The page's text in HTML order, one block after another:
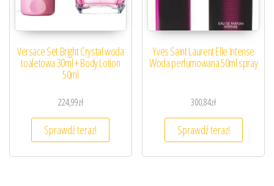
Versace Set Bright Crystal woda
toaletowa 30ml + Body Lotion
50ml
224,99zł
Sprawdź teraz!
Yves Saint Laurent Elle Intense
Woda perfumowana 50ml spray
300,84zł
Sprawdź teraz!